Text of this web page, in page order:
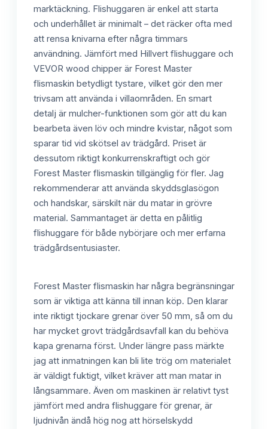
marktäckning. Flishuggaren är enkel att starta
och underhållet är minimalt – det räcker ofta med
att rensa knivarna efter några timmars
användning. Jämfört med Hillvert flishuggare och
VEVOR wood chipper är Forest Master
flismaskin betydligt tystare, vilket gör den mer
trivsam att använda i villaområden. En smart
detalj är mulcher-funktionen som gör att du kan
bearbeta även löv och mindre kvistar, något som
sparar tid vid skötsel av trädgård. Priset är
dessutom riktigt konkurrenskraftigt och gör
Forest Master flismaskin tillgänglig för fler. Jag
rekommenderar att använda skyddsglasögon
och handskar, särskilt när du matar in grövre
material. Sammantaget är detta en pålitlig
flishuggare för både nybörjare och mer erfarna
trädgårdsentusiaster.
Forest Master flismaskin har några begränsningar
som är viktiga att känna till innan köp. Den klarar
inte riktigt tjockare grenar över 50 mm, så om du
har mycket grovt trädgårdsavfall kan du behöva
kapa grenarna först. Under längre pass märkte
jag att inmatningen kan bli lite trög om materialet
är väldigt fuktigt, vilket kräver att man matar in
långsammare. Även om maskinen är relativt tyst
jämfört med andra flishuggare för grenar, är
ljudnivån ändå hög nog att hörselskydd